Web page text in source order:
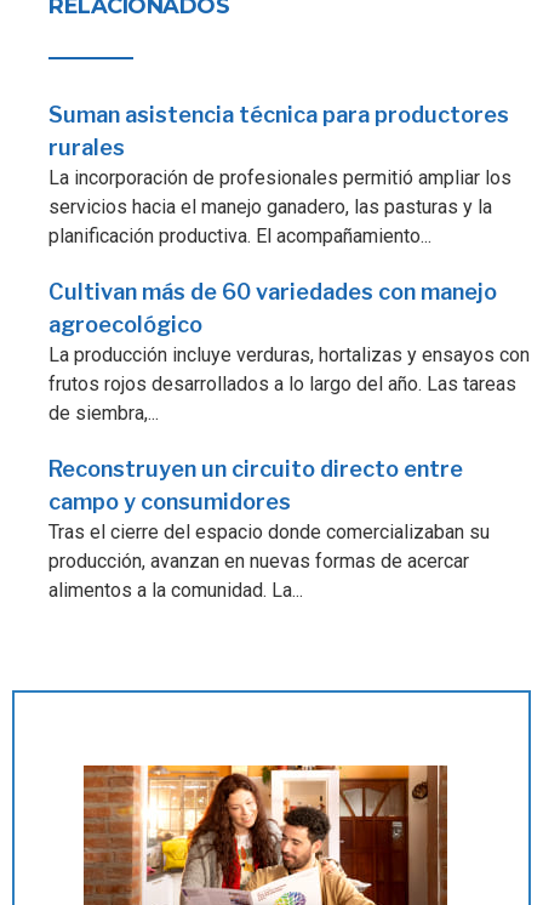
RELACIONADOS
Suman asistencia técnica para productores
rurales
La incorporación de profesionales permitió ampliar los
servicios hacia el manejo ganadero, las pasturas y la
planificación productiva. El acompañamiento...
Cultivan más de 60 variedades con manejo
agroecológico
La producción incluye verduras, hortalizas y ensayos con
frutos rojos desarrollados a lo largo del año. Las tareas
de siembra,...
Reconstruyen un circuito directo entre
campo y consumidores
Tras el cierre del espacio donde comercializaban su
producción, avanzan en nuevas formas de acercar
alimentos a la comunidad. La...